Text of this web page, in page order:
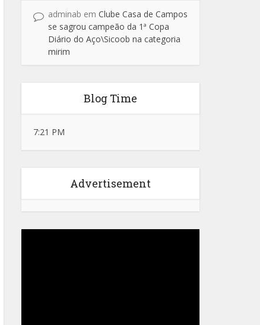
adminab em Clube Casa de Campos
se sagrou campeão da 1ª Copa
Diário do Aço\Sicoob na categoria
mirim
Blog Time
7:21 PM
Advertisement